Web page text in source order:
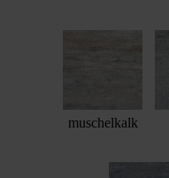
muschelkalk